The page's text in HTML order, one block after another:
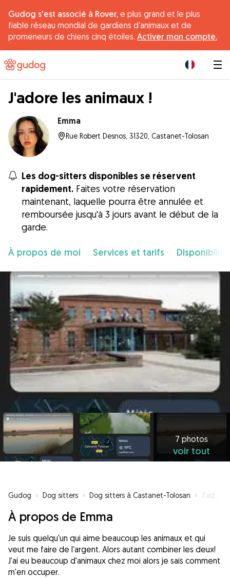
Gudog s'est associé à Rover, e plus grand et le plus
fiable réseau mondial de gardiens d'animaux et de
promeneurs de chiens cinq étoiles. Activer mon compte.
J'adore les animaux !
Emma
Rue Robert Desnos, 31320, Castanet-Tolosan
Les dog-sitters disponibles se réservent
rapidement. Faites votre réservation
maintenant, laquelle pourra être annulée et
remboursée jusqu'à 3 jours avant le début de la
garde.
À propos de moi Services et tarifs Disponibilité
7 photos
voir tout
Gudog » Dog sitters » Dog sitters à Castanet-Tolosan » J'adore les animaux !
À propos de Emma
Je suis quelqu'un qui aime beaucoup les animaux et qui
veut me faire de l'argent. Alors autant combiner les deux!
J'ai eu beaucoup d'animaux chez moi alors je sais comment
m'en occuper.